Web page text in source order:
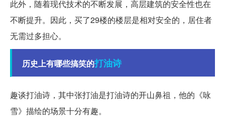
此外，随着现代技术的不断发展，高层建筑的安全性也在
不断提升。因此，买了29楼的楼层是相对安全的，居住者
无需过多担心。
历史上有哪些搞笑的打油诗
趣谈打油诗，其中张打油是打油诗的开山鼻祖，他的《咏
雪》描绘的场景十分有趣。